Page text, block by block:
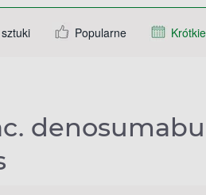
Popularne